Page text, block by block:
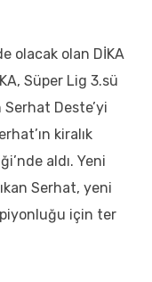
olacak olan DİKA
Süper Lig 3.sü
Serhat Deste’yi
kiralık
aldı. Yeni
Serhat, yeni
için ter